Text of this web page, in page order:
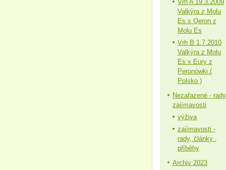
Vrh A 19.3.2009
Valkýra z Molu
Es x Qeron z
Molu Es
Vrh B 1.7.2010
Valkýra z Molu
Es x Eury z
Peronówki (
Polsko )
Nezařazené -
zajímavosti
výživa
zajímavosti -
rady, články ,
příběhy
Archiv 2023